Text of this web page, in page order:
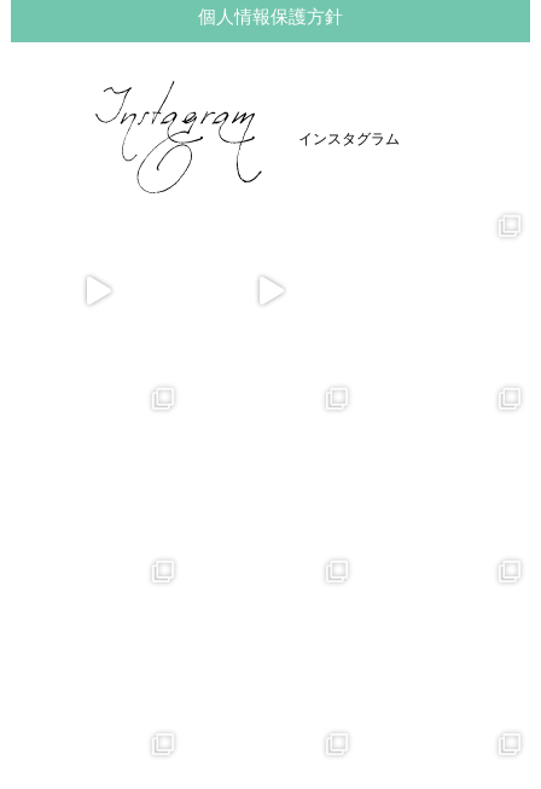
個人情報保護方針
インスタグラム